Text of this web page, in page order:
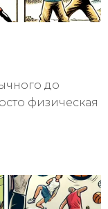
до
физическая